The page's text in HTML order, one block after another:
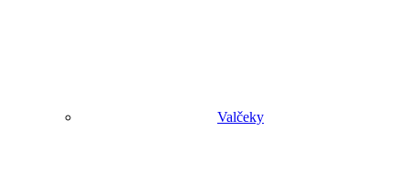
Valčeky